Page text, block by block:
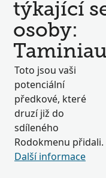
týkající
osoby:
Taminiau
Toto jsou vaši
potenciální
předkové, které
druzí již do
sdíleného
Rodokmenu přidali.
Další informace